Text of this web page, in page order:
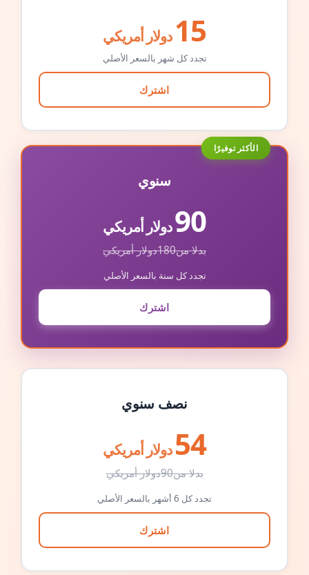
15 دولار أمريكي
تجدد كل شهر بالسعر الأصلي
اشترك
الأكثر توفيرًا
سنوي
90دولار أمريكي
بدلا من180دولار أمريكي
تجدد كل سنة بالسعر الأصلي
اشترك
نصف سنوي
54 دولار أمريكي
بدلا من90دولار أمريكي
تجدد كل 6 أشهر بالسعر الأصلي
اشترك